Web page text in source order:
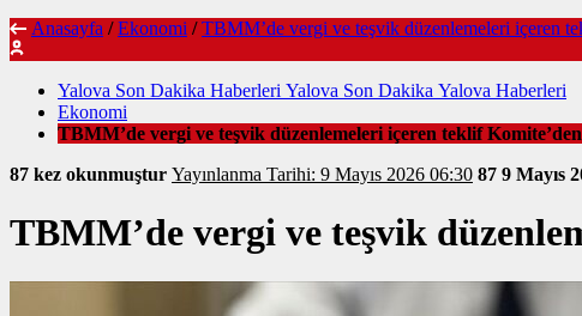
Anasayfa / Ekonomi / TBMM’de vergi ve teşvik düzenlemeleri içeren
Yalova Son Dakika Haberleri Yalova Son Dakika Yalova Haberleri
Ekonomi
TBMM’de vergi ve teşvik düzenlemeleri içeren teklif
87 kez okunmuştur
Yayınlanma Tarihi: 9 Mayıs 2026 06:30 87 9 Mayıs
TBMM’de vergi ve teşvik